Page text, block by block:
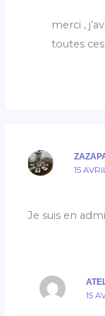
merci ,
toutes ces
15
Je suis en
15